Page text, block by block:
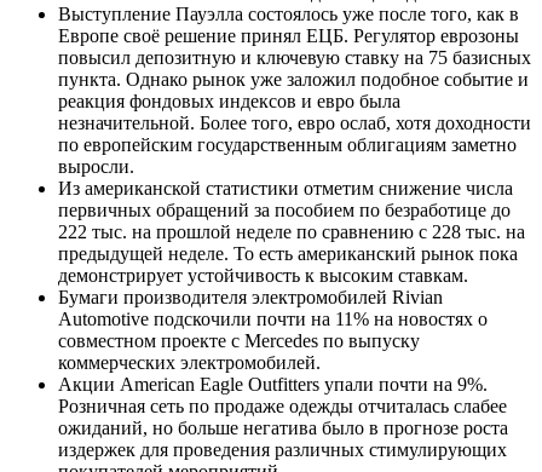
Выступление Пауэлла состоялось уже после того, как в
Европе своё решение принял ЕЦБ. Регулятор еврозоны
повысил депозитную и ключевую ставку на 75 базисных
пункта. Однако рынок уже заложил подобное событие и
реакция фондовых индексов и евро была
незначительной. Более того, евро ослаб, хотя доходности
по европейским государственным облигациям заметно
выросли.
Из американской статистики отметим снижение числа
первичных обращений за пособием по безработице до
222 тыс. на прошлой неделе по сравнению с 228 тыс. на
предыдущей неделе. То есть американский рынок пока
демонстрирует устойчивость к высоким ставкам.
Бумаги производителя электромобилей Rivian
Automotive подскочили почти на 11% на новостях о
совместном проекте с Mercedes по выпуску
коммерческих электромобилей.
Акции American Eagle Outfitters упали почти на 9%.
Розничная сеть по продаже одежды отчиталась слабее
ожиданий, но больше негатива было в прогнозе роста
издержек для проведения различных стимулирующих